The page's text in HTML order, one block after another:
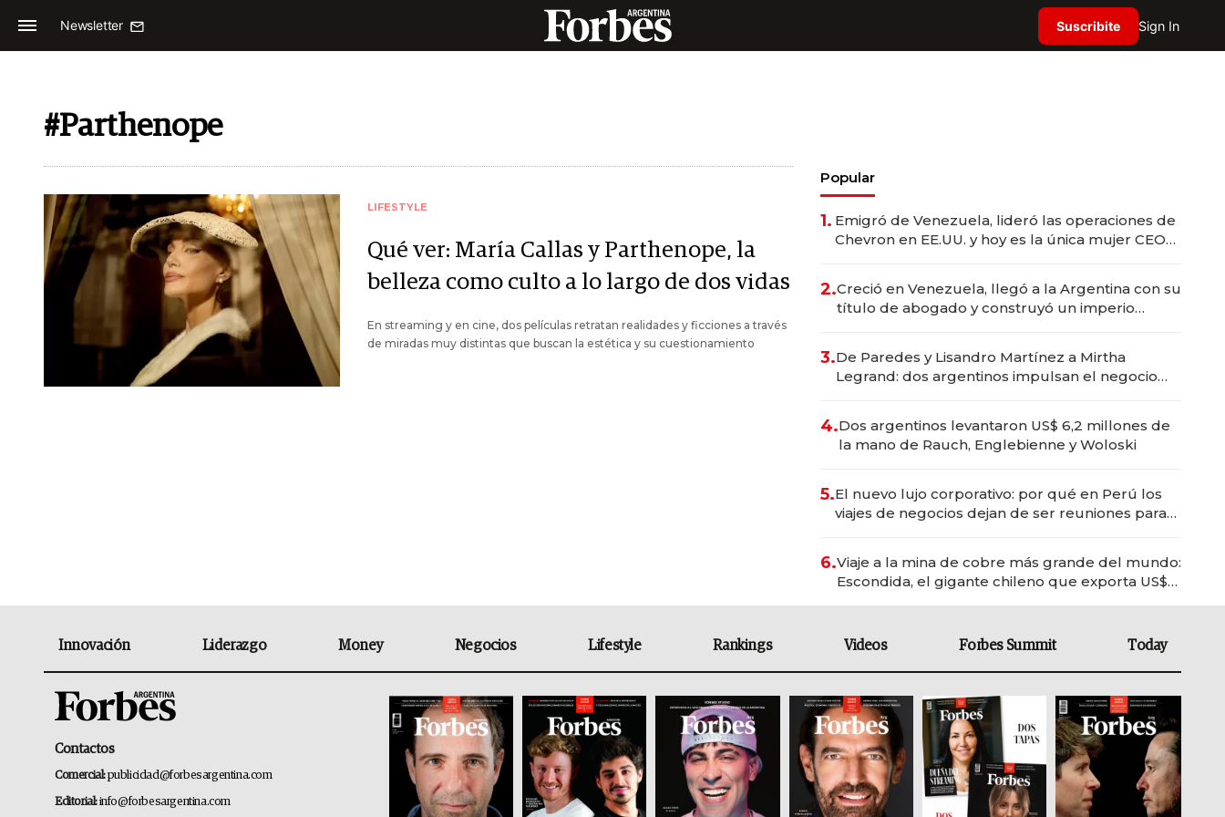
Newsletter Suscribite Sign In
#Parthenope
LIFESTYLE
Qué ver: María Callas y Parthenope, la
belleza como culto a lo largo de dos vidas
En streaming y en cine, dos películas retratan realidades y ficciones a través
de miradas muy distintas que buscan la estética y su cuestionamiento
Popular
1. Emigró de Venezuela, lideró las operaciones de
Chevron en EE.UU. y hoy es la única mujer CEO
2.Creció en Venezuela, llegó a la Argentina con su
título de abogado y construyó un imperio
3.De Paredes y Lisandro Martínez a Mirtha
Legrand: dos argentinos impulsan el negocio
4.Dos argentinos levantaron US$ 6,2 millones de
la mano de Rauch, Englebienne y Woloski
5.El nuevo lujo corporativo: por qué en Perú los
viajes de negocios dejan de ser reuniones para
6.Viaje a la mina de cobre más grande del mundo:
Escondida, el gigante chileno que exporta US$
Innovación Liderazgo Money Negocios Lifestyle Rankings Videos Forbes Summit Today
Contactos
Comercial:publicidad@forbesargentina.com
Editorial:info@forbesargentina.com